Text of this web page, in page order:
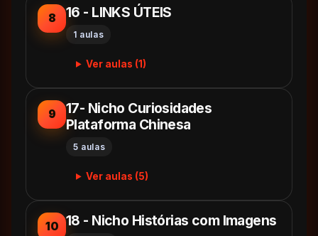
8 16 - LINKS ÚTEIS
1 aulas
Ver aulas (1)
9
17- Nicho Curiosidades
Plataforma Chinesa
5 aulas
Ver aulas (5)
10 18 - Nicho Histórias com Imagens